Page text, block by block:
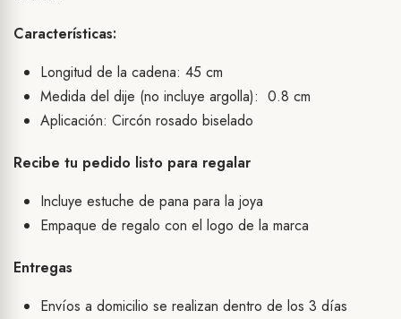
Características:
Longitud de la cadena: 45 cm
Medida del dije (no incluye argolla): 0.8 cm
Aplicación: Circón rosado biselado
Recibe tu pedido listo para regalar
Incluye estuche de pana para la joya
Empaque de regalo con el logo de la marca
Entregas
Envíos a domicilio se realizan dentro de los 3 días